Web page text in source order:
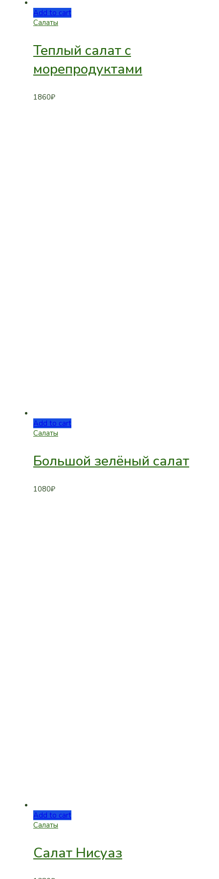
Add to cart
Салаты
Теплый салат с
морепродуктами
1860₽
Add to cart
Салаты
Большой зелёный салат
1080₽
Add to cart
Салаты
Салат Нисуаз